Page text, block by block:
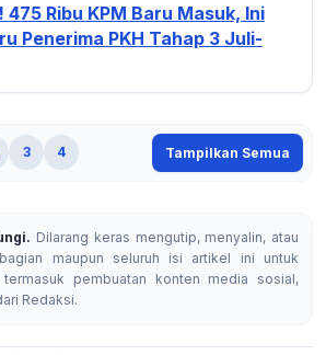
Ribu KPM Baru Masuk, Ini
Penerima PKH Tahap 3 Juli-
3 4 Tampilkan Semua
Dilarang keras mengutip, menyalin, atau
maupun seluruh isi artikel ini untuk
termasuk pembuatan konten media sosial,
Redaksi.